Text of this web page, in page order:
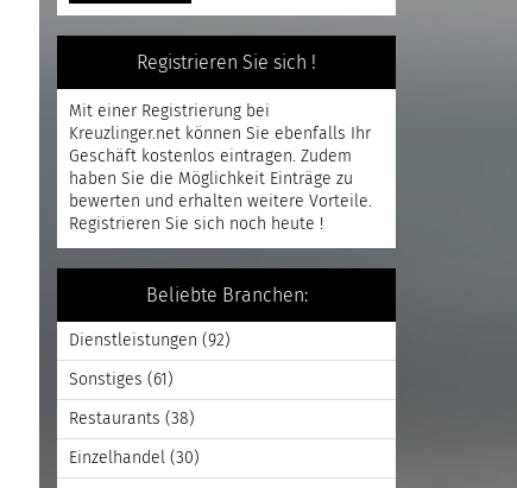
Registrieren Sie sich !
Mit einer Registrierung bei
Kreuzlinger.net können Sie ebenfalls Ihr
Geschäft kostenlos eintragen. Zudem
haben Sie die Möglichkeit Einträge zu
bewerten und erhalten weitere Vorteile.
Registrieren Sie sich noch heute !
Beliebte Branchen:
Dienstleistungen (92)
Sonstiges (61)
Restaurants (38)
Einzelhandel (30)